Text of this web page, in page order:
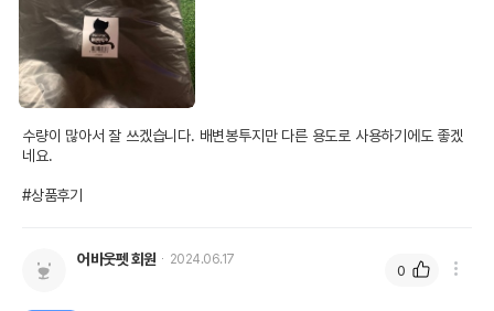
수량이 많아서 잘 쓰겠습니다. 배변봉투지만 다른 용도로 사용하기에도 좋겠
네요.
#상품후기
어바웃펫 회원 2024.06.17
0